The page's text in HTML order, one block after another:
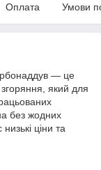
Оплата Умови
— це
який для
без жодних
ціни та